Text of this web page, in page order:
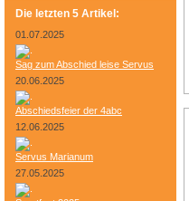
Die letzten 5 Artikel:
01.07.2025
Sag zum Abschied leise Servus
20.06.2025
Abschiedsfeier der 4abc
12.06.2025
Servus Marianum
27.05.2025